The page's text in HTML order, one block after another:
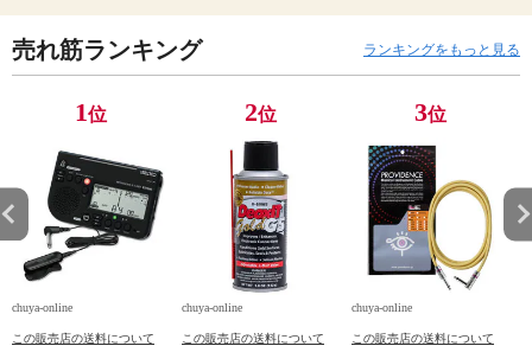
売れ筋ランキング ランキングをもっと見る
1位
chuya-online
この販売店の送料について
2位
chuya-online
この販売店の送料について
3位
chuya-online
この販売店の送料について